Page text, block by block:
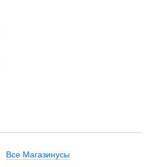
Все Магазинусы